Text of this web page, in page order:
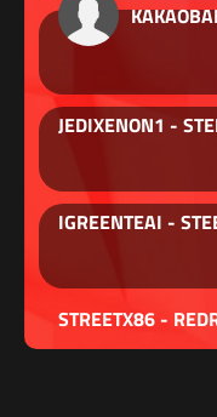
JEDIXENON1 -
IGREENTEAI -
STREETX86 -